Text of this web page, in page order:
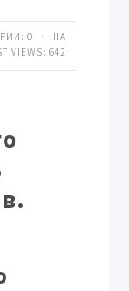
0 · НА
VIEWS: 642